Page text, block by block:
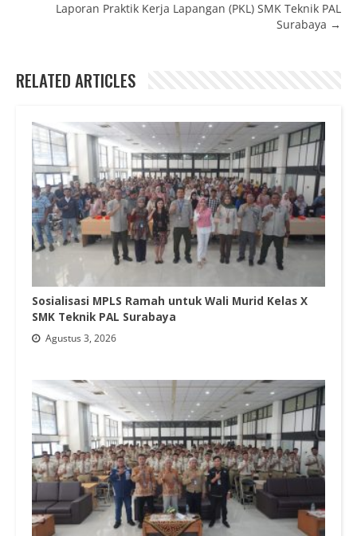
Laporan Praktik Kerja Lapangan (PKL) SMK Teknik PAL
Surabaya →
RELATED ARTICLES
Sosialisasi MPLS Ramah untuk Wali Murid Kelas X
SMK Teknik PAL Surabaya
Agustus 3, 2026